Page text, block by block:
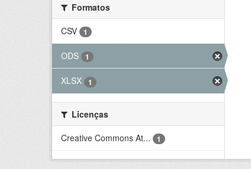
Formatos
CSV
1
ODS 1
XLSX 1
Licenças
Creative Commons At...
1